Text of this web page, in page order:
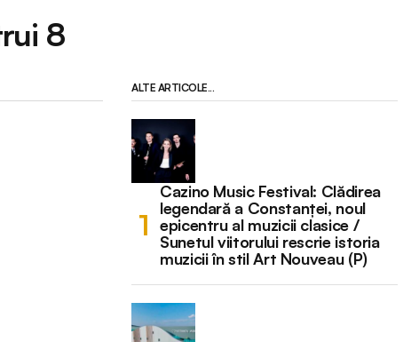
8
ALTE ARTICOLE...
Cazino Music Festival: Clădirea
legendară a Constanței, noul
epicentru al muzicii clasice /
Sunetul viitorului rescrie istoria
muzicii în stil Art Nouveau (P)